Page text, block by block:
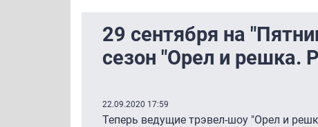
29 сентября на
сезон "Орел и решка.
22.09.2020 17:59
Теперь ведущие трэвел-шоу "Орел и